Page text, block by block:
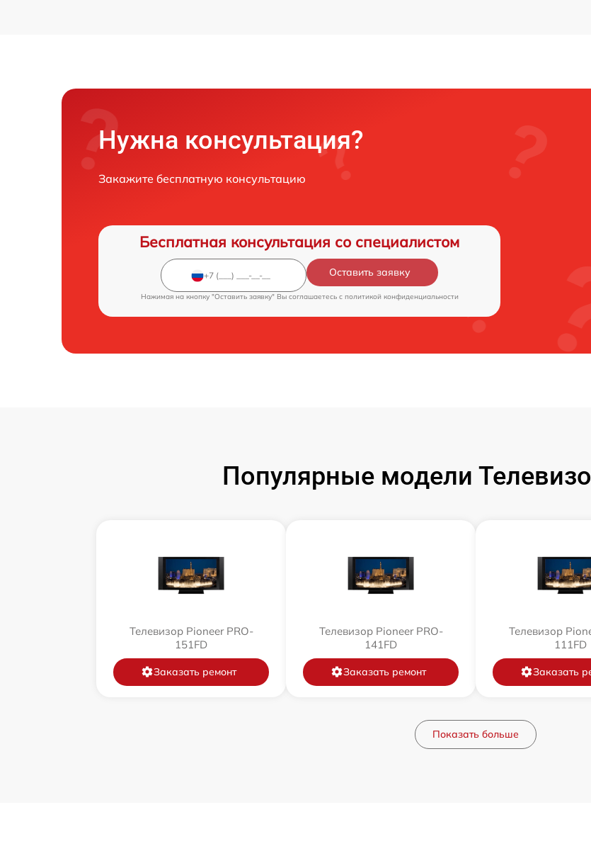
Нужна консультация?
Закажите бесплатную консультацию
Бесплатная консультация со специалистом
Оставить заявку
Нажимая на кнопку "Оставить заявку" Вы соглашаетесь c политикой конфиденциальности
Популярные модели
Телевизор Pioneer PRO-
151FD
Заказать ремонт
Телевизор Pioneer PRO-
141FD
Заказать ремонт
Телевизор
111FD
Заказать
Показать больше